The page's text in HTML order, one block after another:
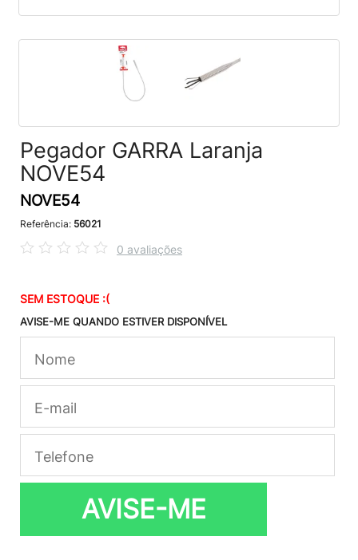
Pegador GARRA Laranja
NOVE54
NOVE54
Referência: 56021
0 avaliações
SEM ESTOQUE :(
AVISE-ME QUANDO ESTIVER DISPONÍVEL
AVISE-ME